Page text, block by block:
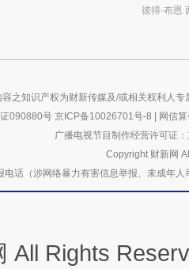
彼得·布恩
之知识产权为财新传媒及/或相关权利人
090880号 京ICP备10026701号-8
网信
广播电视节目制作经营许可证
Copyright 财新网
电话（涉网络暴力有害信息举报、未成
All Rights